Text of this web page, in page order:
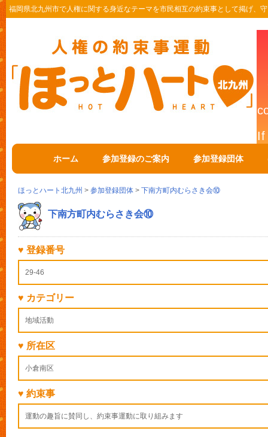
福岡県北九州市で人権に関する身近なテーマを市民相互の約束事として掲げ、
ホーム 参加登録のご案内 参加登録団体
ほっとハート北九州 > 参加登録団体 > 下南方町内むらさき会⑩
下南方町内むらさき会⑩
♥ 登録番号
29-46
♥ カテゴリー
地域活動
♥ 所在区
小倉南区
♥ 約束事
運動の趣旨に賛同し、約束事運動に取り組みます